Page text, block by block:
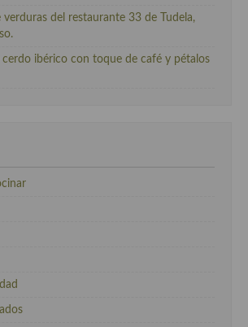
verduras del restaurante 33 de Tudela,
cerdo ibérico con toque de café y pétalos